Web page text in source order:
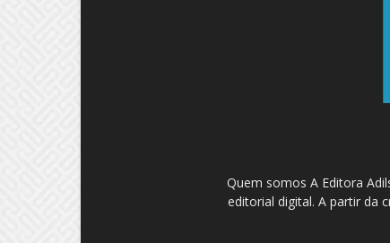
Quem somos A Editora
editorial digital. A partir da